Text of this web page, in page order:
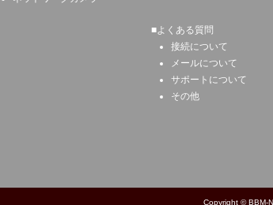
■よくある質問
接続について
メールについて
サポートについて
その他
Copyright © BBM-